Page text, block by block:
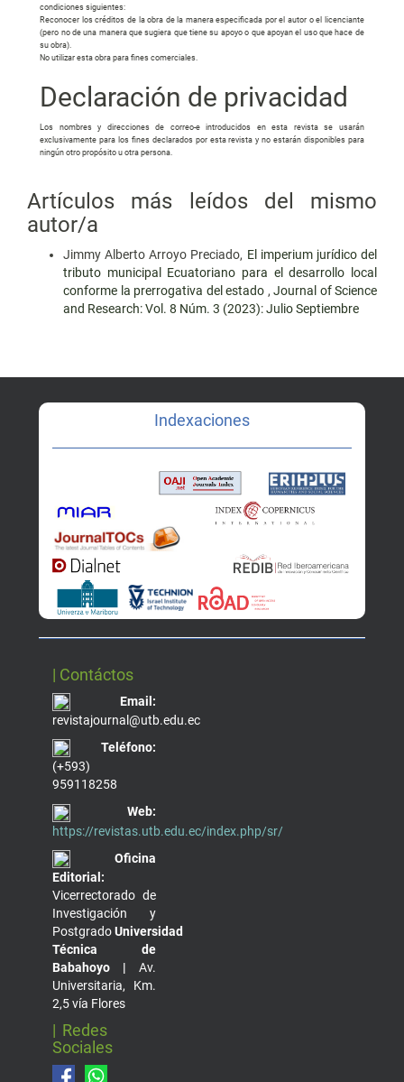
condiciones siguientes:
Reconocer los créditos de la obra de la manera especificada por el autor o el licenciante
(pero no de una manera que sugiera que tiene su apoyo o que apoyan el uso que hace de
su obra).
No utilizar esta obra para fines comerciales.
Declaración de privacidad
Los nombres y direcciones de correo-e introducidos en esta revista se usarán
exclusivamente para los fines declarados por esta revista y no estarán disponibles para
ningún otro propósito u otra persona.
Artículos más leídos del mismo
autor/a
Jimmy Alberto Arroyo Preciado, El imperium jurídico del
tributo municipal Ecuatoriano para el desarrollo local
conforme la prerrogativa del estado , Journal of Science
and Research: Vol. 8 Núm. 3 (2023): Julio Septiembre
Indexaciones
| Contáctos
Email:
revistajournal@utb.edu.ec
Teléfono:
(+593)
959118258
Web:
https://revistas.utb.edu.ec/index.php/sr/
Oficina
Editorial:
Vicerrectorado de
Investigación y
PostgradoUniversidad
Técnica de
Babahoyo | Av.
Universitaria, Km.
2,5 vía Flores
| Redes
Sociales